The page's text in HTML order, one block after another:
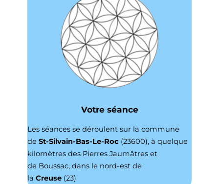
Votre séance
Les séances se déroulent sur la commune
de St-Silvain-Bas-Le-Roc (23600), à quelque
kilomètres des Pierres Jaumâtres et
de Boussac, dans le nord-est de
la Creuse (23)